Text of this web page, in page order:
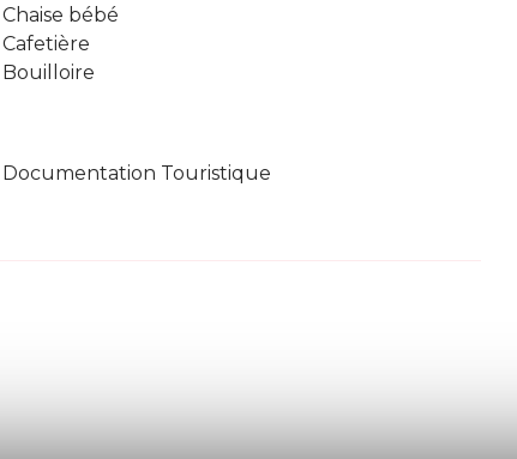
Chaise bébé
Cafetière
Bouilloire
Documentation Touristique